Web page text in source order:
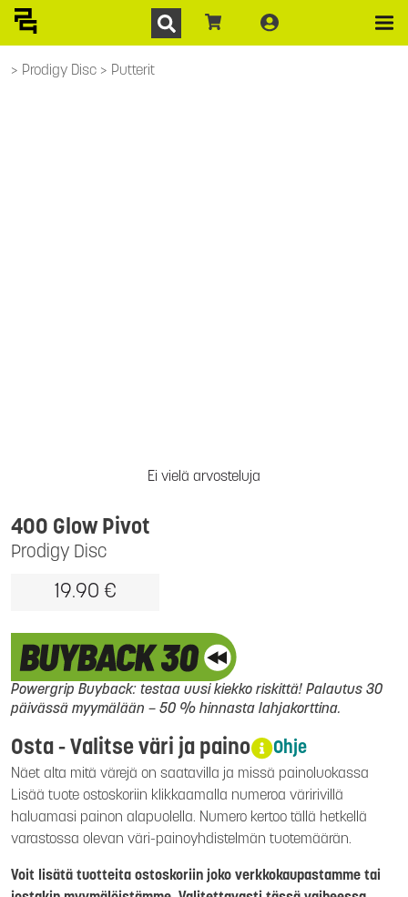
Prodigy Disc Putterit
Ei vielä arvosteluja
Prodigy Disc
400 Glow Pivot
19.90 €
Powergrip Buyback: testaa uusi kiekko riskittä! Palautus 30
päivässä myymälään – 50 % hinnasta lahjakorttina.
Osta - Valitse väri ja paino Ohje
Näet alta mitä värejä on saatavilla ja missä painoluokassa
Lisää tuote ostoskoriin klikkaamalla numeroa väririvillä
haluamasi painon alapuolella. Numero kertoo tällä hetkellä
varastossa olevan väri-painoyhdistelmän tuotemäärän.
Voit lisätä tuotteita ostoskoriin joko verkkokaupastamme tai